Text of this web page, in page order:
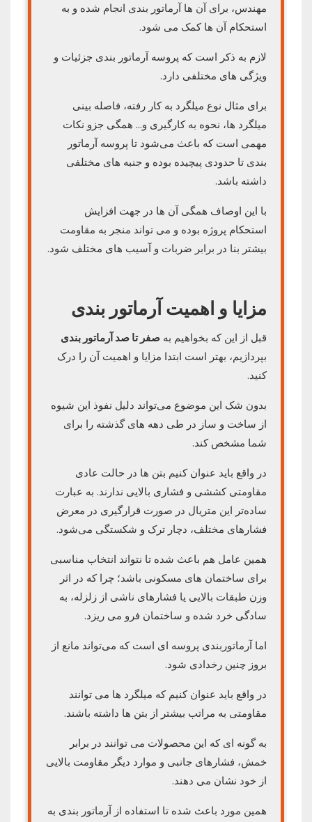
مهندس، برای آن ها آرماتور بندی انجام شده و به
استحکام آن ها کمک می شود.
لازم به ذکر است که پروسه آرماتور بندی جزئیات و
ویژگی های مختلفی دارد.
برای مثال نوع میلگرد به کار رفته، فاصله بینی
میلگرد ها، نحوه به کارگیری و… همگی جزو نکات
مهمی است که باعث می‌شود تا پروسه آرماتور
بندی تا حدودی پیچیده بوده و جنبه های مختلفی
داشته باشد.
با این اوصاف همگی آن ها در جهت افزایش
استحکام پروژه بوده و می تواند منجر به مقاومت
بیشتر بنا در برابر ضربات و آسیب های مختلف شود.
مزایا و اهمیت آرماتور بندی
قبل از این که بخواهیم به صفر تا صد آرماتور بندی
بپردازیم، بهتر است ابتدا مزایا و اهمیت آن را درک
کنید.
بدون شک این موضوع می‌تواند دلیل نفوذ این شیوه
از ساخت و ساز در طی دهه های گذشته را برای
شما مشخص کند.
در واقع باید عنوان کنیم بتن ها در حالت عادی
مقاومتی کششی و فشاری بالایی ندارند. به عبارت
ساده‌تر این متریال در صورت قرارگیری در معرض
فشارهای مختلف، دچار ترک و شکستگی می‌شود.
همین عامل هم باعث شده تا نتواند انتخاب مناسبی
برای ساختمان های مسکونی باشد؛ چرا که در اثر
وزن طبقات بالایی یا فشارهای ناشی از زلزله، به
سادگی خرد شده و ساختمان فرو می ریزد.
اما آرماتوربندی پروسه ای است که می‌تواند مانع از
بروز چنین رخدادی شود.
در واقع باید عنوان کنیم که میلگرد ها می توانند
مقاومتی به مراتب بیشتر از بتن ها داشته باشند.
به گونه ای که این محصولات می توانند در برابر
خمش، فشارهای جانبی و موارد دیگر مقاومت بالایی
از خود نشان می دهند.
همین مورد باعث شده تا استفاده از آرماتور بندی به